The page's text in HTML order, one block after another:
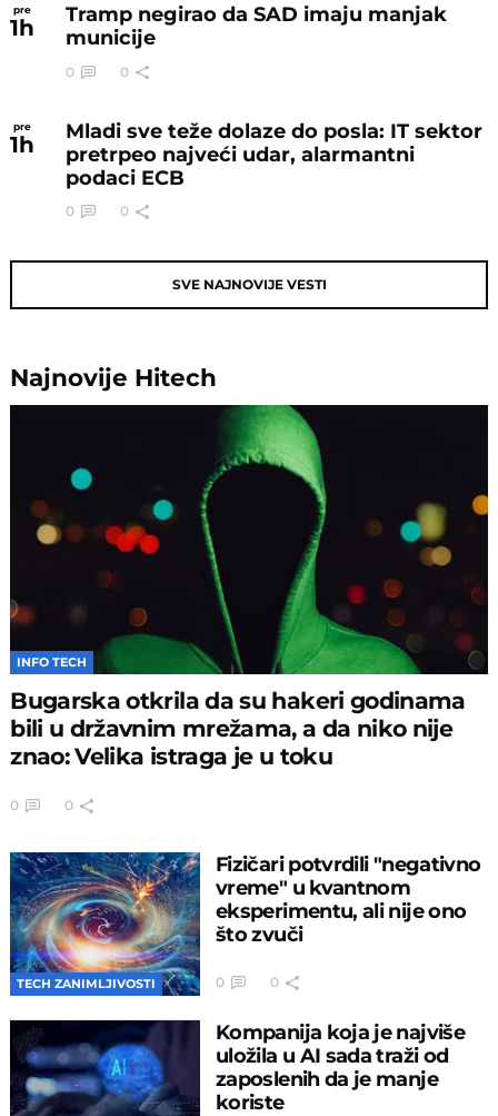
pre
1h
Tramp negirao da SAD imaju manjak
municije
0 0
pre
1h
Mladi sve teže dolaze do posla: IT sektor
pretrpeo najveći udar, alarmantni
podaci ECB
0 0
SVE NAJNOVIJE VESTI
Najnovije Hitech
INFO TECH
Bugarska otkrila da su hakeri godinama
bili u državnim mrežama, a da niko nije
znao: Velika istraga je u toku
0 0
TECH ZANIMLJIVOSTI
Fizičari potvrdili "negativno
vreme" u kvantnom
eksperimentu, ali nije ono
što zvuči
0 0
Kompanija koja je najviše
uložila u AI sada traži od
zaposlenih da je manje
koriste